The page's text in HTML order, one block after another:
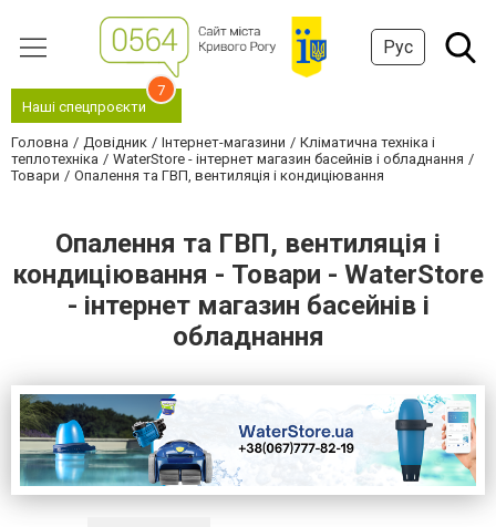
Рус
Наші спецпроєкти
7
Головна Довідник Інтернет-магазини
Кліматична техніка і
теплотехніка
WaterStore - інтернет магазин басейнів і обладнання
Товари
Опалення та ГВП, вентиляція і кондиціювання
Опалення та ГВП, вентиляція і
кондиціювання - Товари - WaterStore
- інтернет магазин басейнів і
обладнання